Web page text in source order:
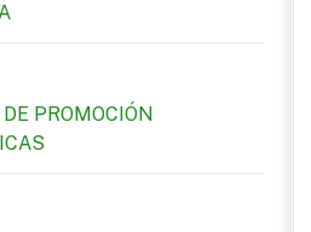
PROMOCIÓN